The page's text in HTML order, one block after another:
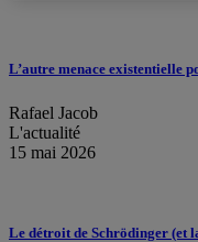
L’autre menace existentielle
Rafael Jacob
L'actualité
15 mai 2026
Le détroit de Schrödinger (et